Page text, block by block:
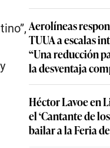
Aerolíneas
TUUA a escalas
“Una reducción
la desventaja
Héctor Lavoe en
el ‘Cantante de
bailar a la Feria